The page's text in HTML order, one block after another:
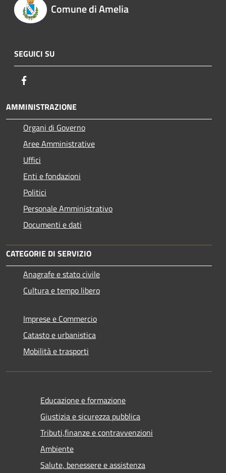
Comune di Amelia
SEGUICI SU
AMMINISTRAZIONE
Organi di Governo
Aree Amministrative
Uffici
Enti e fondazioni
Politici
Personale Amministrativo
Documenti e dati
CATEGORIE DI SERVIZIO
Anagrafe e stato civile
Cultura e tempo libero
Imprese e Commercio
Catasto e urbanistica
Mobilità e trasporti
Educazione e formazione
Giustizia e sicurezza pubblica
Tributi,finanze e contravvenzioni
Ambiente
Salute, benessere e assistenza